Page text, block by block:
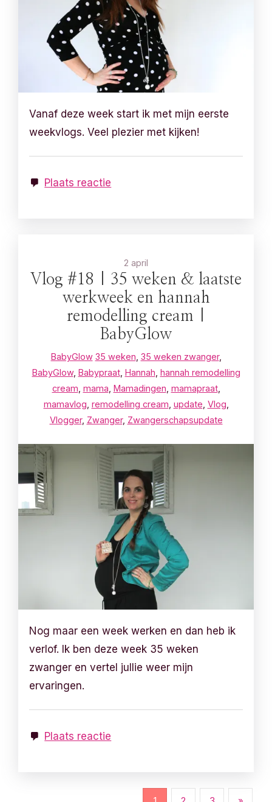
Vanaf deze week start ik met mijn eerste
weekvlogs. Veel plezier met kijken!
Plaats reactie
2 april
Vlog #18 | 35 weken & laatste
werkweek en hannah
remodelling cream |
BabyGlow
BabyGlow 35 weken 35 weken zwanger,
BabyGlow, Babypraat, Hannah hannah remodelling
cream mama Mamadingen mamapraat,
mamavlog remodelling cream update Vlog
Vlogger, Zwanger, Zwangerschapsupdate
Nog maar een week werken en dan heb ik
verlof. Ik ben deze week 35 weken
zwanger en vertel jullie weer mijn
ervaringen.
Plaats reactie